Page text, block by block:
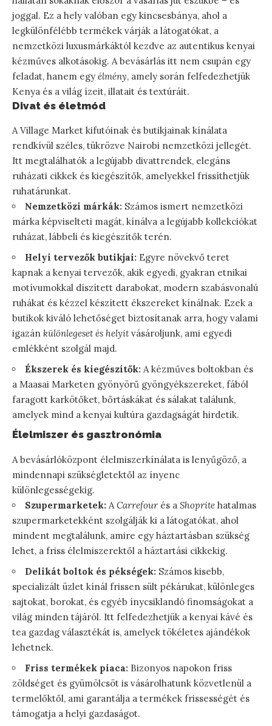
joggal. Ez a hely valóban egy kincsesbánya, ahol a
legkülönfélébb termékek várják a látogatókat, a
nemzetközi luxusmárkáktól kezdve az autentikus kenyai
kézműves alkotásokig. A bevásárlás itt nem csupán egy
feladat, hanem egy élmény, amely során felfedezhetjük
Kenya és a világ ízeit, illatait és textúráit.
Divat és életmód
A Village Market kifutóinak és butikjainak kínálata
rendkívül széles, tükrözve Nairobi nemzetközi jellegét.
Itt megtalálhatók a legújabb divattrendek, elegáns
ruházati cikkek és kiegészítők, amelyekkel frissíthetjük
ruhatárunkat.
Nemzetközi márkák: Számos ismert nemzetközi
márka képviselteti magát, kínálva a legújabb kollekciókat
ruházat, lábbeli és kiegészítők terén.
Helyi tervezők butikjai: Egyre növekvő teret
kapnak a kenyai tervezők, akik egyedi, gyakran etnikai
motívumokkal díszített darabokat, modern szabásvonalú
ruhákat és kézzel készített ékszereket kínálnak. Ezek a
butikok kiváló lehetőséget biztosítanak arra, hogy valami
igazán különlegeset és helyitvásároljunk, ami egyedi
emlékként szolgál majd.
Ékszerek és kiegészítők: A kézműves boltokban és
a Maasai Marketen gyönyörű gyöngyékszereket, fából
faragott karkötőket, bőrtáskákat és sálakat találunk,
amelyek mind a kenyai kultúra gazdagságát hirdetik.
Élelmiszer és gasztronómia
A bevásárlóközpont élelmiszerkínálata is lenyűgöző, a
mindennapi szükségletektől az ínyenc
különlegességekig.
Szupermarketek: A Carrefour és a Shoprite hatalmas
szupermarketekként szolgálják ki a látogatókat, ahol
mindent megtalálunk, amire egy háztartásban szükség
lehet, a friss élelmiszerektől a háztartási cikkekig.
Delikát boltok és pékségek: Számos kisebb,
specializált üzlet kínál frissen sült pékárukat, különleges
sajtokat, borokat, és egyéb ínycsiklandó finomságokat a
világ minden tájáról. Itt felfedezhetjük a kenyai kávé és
tea gazdag választékát is, amelyek tökéletes ajándékok
lehetnek.
Friss termékek piaca: Bizonyos napokon friss
zöldséget és gyümölcsöt is vásárolhatunk közvetlenül a
termelőktől, ami garantálja a termékek frissességét és
támogatja a helyi gazdaságot.